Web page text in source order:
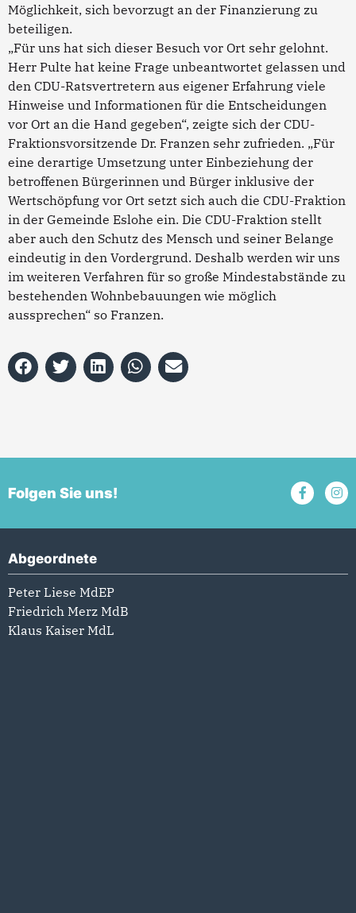
Möglichkeit, sich bevorzugt an der Finanzierung zu
beteiligen.
„Für uns hat sich dieser Besuch vor Ort sehr gelohnt.
Herr Pulte hat keine Frage unbeantwortet gelassen und
den CDU-Ratsvertretern aus eigener Erfahrung viele
Hinweise und Informationen für die Entscheidungen
vor Ort an die Hand gegeben“, zeigte sich der CDU-
Fraktionsvorsitzende Dr. Franzen sehr zufrieden. „Für
eine derartige Umsetzung unter Einbeziehung der
betroffenen Bürgerinnen und Bürger inklusive der
Wertschöpfung vor Ort setzt sich auch die CDU-Fraktion
in der Gemeinde Eslohe ein. Die CDU-Fraktion stellt
aber auch den Schutz des Mensch und seiner Belange
eindeutig in den Vordergrund. Deshalb werden wir uns
im weiteren Verfahren für so große Mindestabstände zu
bestehenden Wohnbebauungen wie möglich
aussprechen“ so Franzen.
Folgen Sie uns!
Abgeordnete
Peter Liese MdEP
Friedrich Merz MdB
Klaus Kaiser MdL